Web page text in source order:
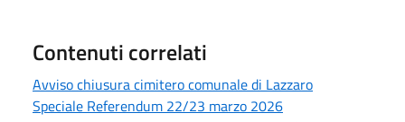
Contenuti correlati
Avviso chiusura cimitero comunale di Lazzaro
Speciale Referendum 22/23 marzo 2026